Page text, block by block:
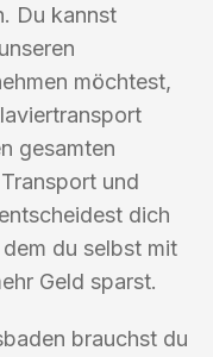
Du kannst
möchtest,
gesamten
und
dich
du selbst mit
Geld sparst.
brauchst du